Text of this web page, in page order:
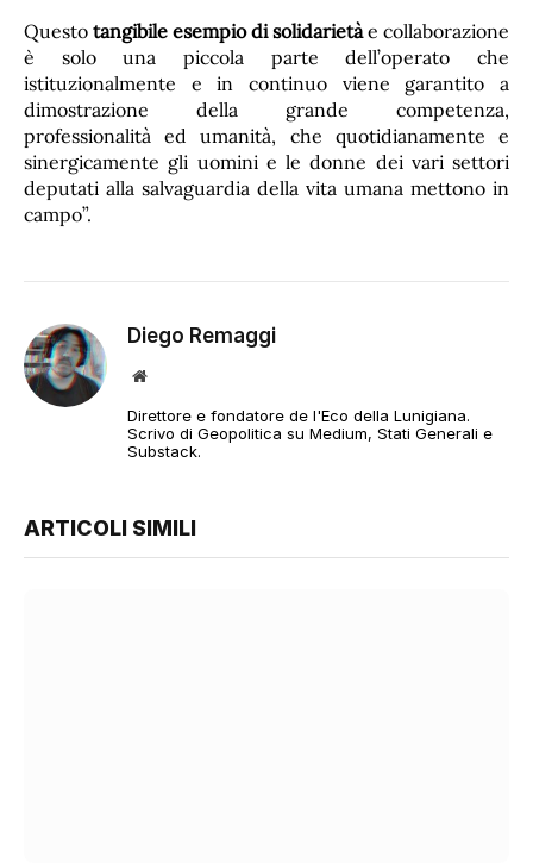
Questo tangibile esempio di solidarietàe collaborazione
è solo una piccola parte dell’operato che
istituzionalmente e in continuo viene garantito a
dimostrazione della grande competenza,
professionalità ed umanità, che quotidianamente e
sinergicamente gli uomini e le donne dei vari settori
deputati alla salvaguardia della vita umana mettono in
campo”.
Diego Remaggi
Sito
Direttore e fondatore de l'Eco della Lunigiana.
Scrivo di Geopolitica su Medium, Stati Generali e
Substack.
ARTICOLI SIMILI